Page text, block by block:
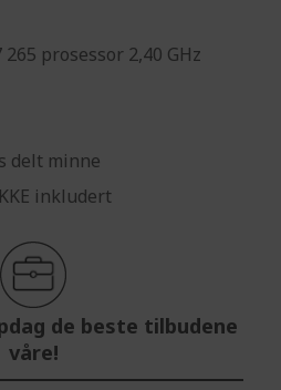
prosessor 2,40 GHz
delt minne
inkludert
de beste tilbudene
våre!